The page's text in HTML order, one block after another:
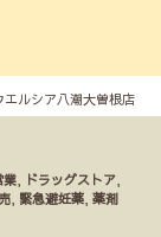
エルシア八潮大曽根店
業 ドラッグストア
緊急避妊薬 ,薬剤